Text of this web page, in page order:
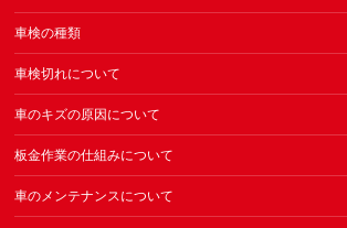
車検の種類
車検切れについて
車のキズの原因について
板金作業の仕組みについて
車のメンテナンスについて